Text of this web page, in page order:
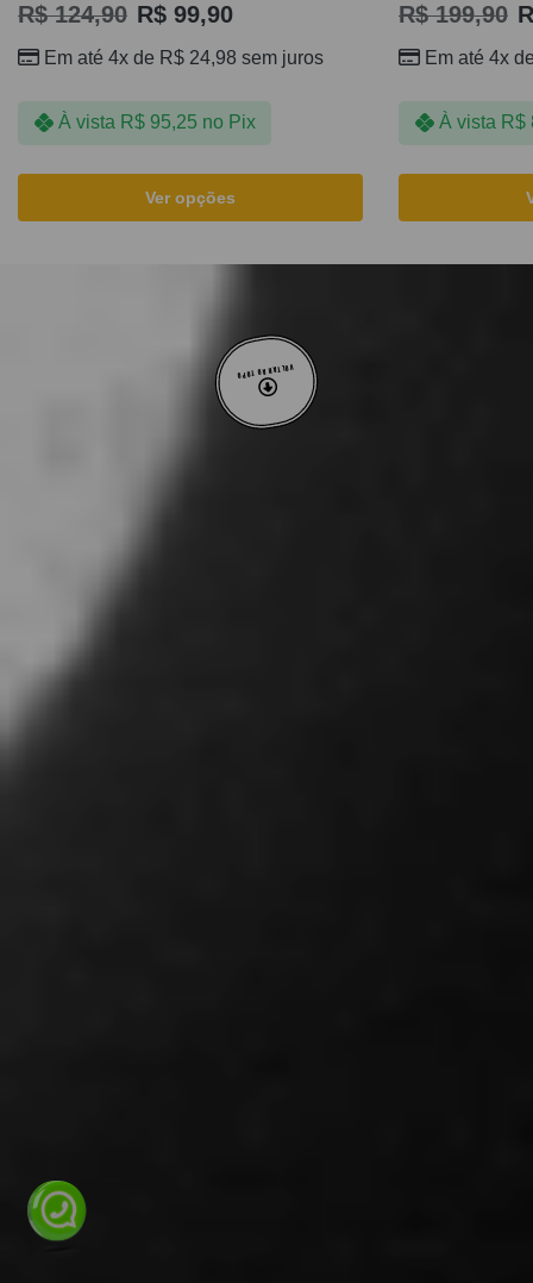
R$124,90 R$ 99,90
Em até 4x de R$ 24,98 sem juros
À vista R$95,25 no Pix
Ver opções
R$199,90
Em até 4x
À vista R$
VOLTAR AO TOPO